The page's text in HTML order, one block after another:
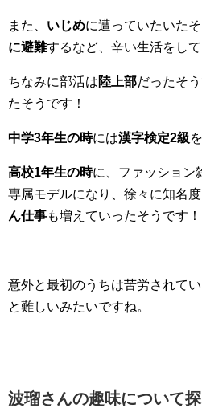
また、 いじめに遭っていたいた
に避難するなど、辛い生活をして
ちなみに部活は陸上部だったそう
たそうです！
中学3年生の時には漢字検定2級
高校1年生の時に、ファッション
専属モデルになり、徐々に知名度
ん仕事も増えていったそうです！
意外と最初のうちは苦労されてい
と難しいみたいですね。
波瑠さんの趣味について